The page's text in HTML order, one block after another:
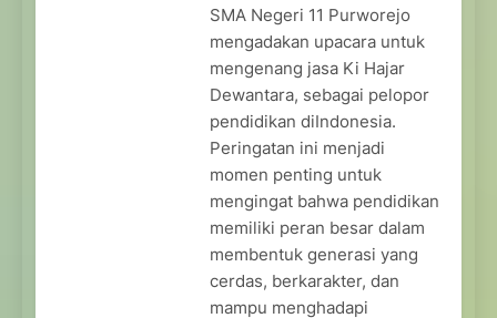
SMA Negeri 11 Purworejo
mengadakan upacara untuk
mengenang jasa Ki Hajar
Dewantara, sebagai pelopor
pendidikan diIndonesia.
Peringatan ini menjadi
momen penting untuk
mengingat bahwa pendidikan
memiliki peran besar dalam
membentuk generasi yang
cerdas, berkarakter, dan
mampu menghadapi